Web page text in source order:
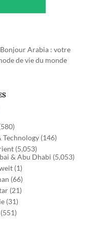
Arabia : votre
de vie du monde
Technology (146)
(5,053)
& Abu Dhabi (5,053)
(1)
(66)
(21)
(31)
(551)